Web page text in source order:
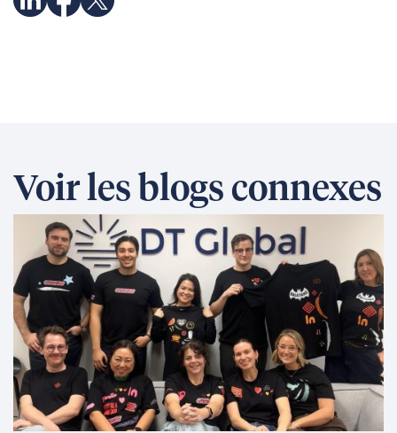
Voir les blogs connexes